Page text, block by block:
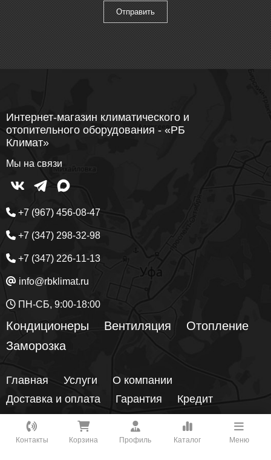
Интернет-магазин климатического и
отопительного оборудования - «РБ
Климат»
Мы на связи
+7 (967) 456-08-47
+7 (347) 298-32-98
+7 (347) 226-11-13
info@rbklimat.ru
ПН-СБ, 9:00-18:00
Кондиционеры Вентиляция
Отопление
Заморозка
Главная Услуги
О компании
Доставка и оплата
Гарантия
Кредит
Блог
Контакты
Контакты
Как вам удобнее с нами связаться?
Корзина Профиль Каталог Меню